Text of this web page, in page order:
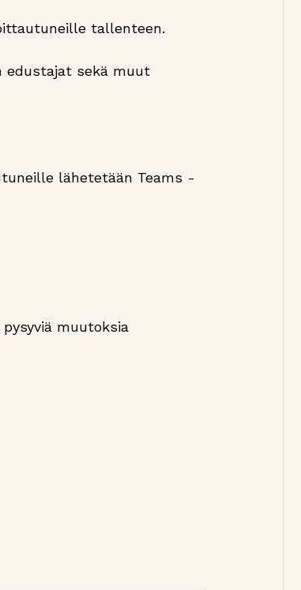
tallenteen.
edustajat sekä muut
lähetetään Teams -
muutoksia